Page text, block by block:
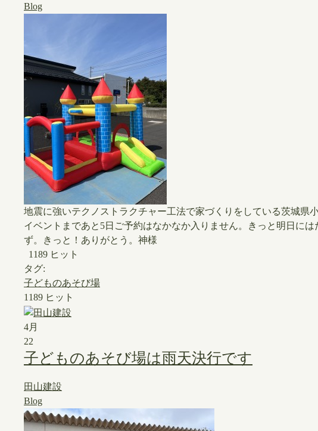
Blog
地震に強いテクノストラクチャー工法で家づくりをしている茨城県
イベントまであと5日ご予約はなかなか入りません。きっと明日に
ず。きっと！ありがとう。神様
1189 ヒット
タグ:
子どものあそび場
1189 ヒット
4月
22
子どものあそび場は雨天決行です
田山建設
Blog